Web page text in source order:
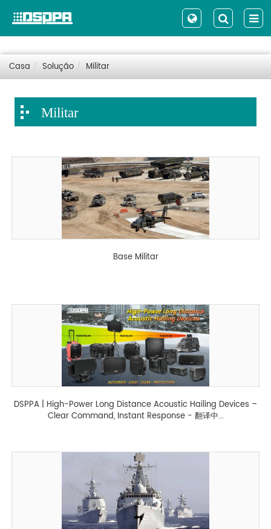
Casa Solução Militar
Militar
Base Militar
DSPPA | High-Power Long Distance Acoustic Hailing Devices –
Clear Command, Instant Response - 翻译中...